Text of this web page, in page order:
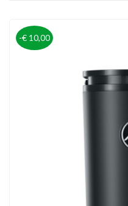
-€ 10,00